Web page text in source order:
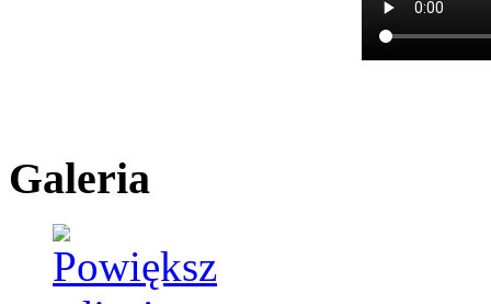
Galeria